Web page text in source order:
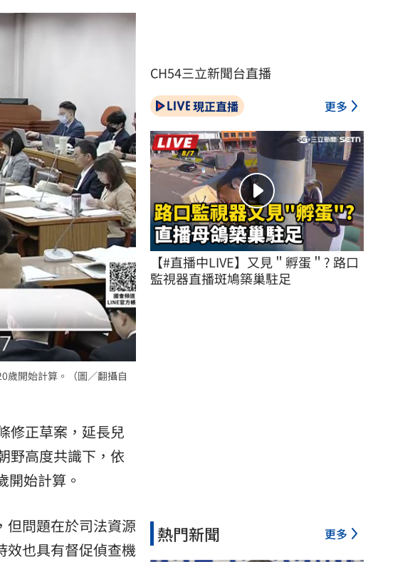
歲開始計算。（圖／翻攝自
修正草案，延長兒
野高度共識下，依
始計算。
但問題在於司法資源
效也具有督促偵查機
CH54三立新聞台直播
現正直播 更多
【#直播中LIVE】又見＂孵蛋＂? 路口
監視器直播斑鳩築巢駐足
熱門新聞 更多